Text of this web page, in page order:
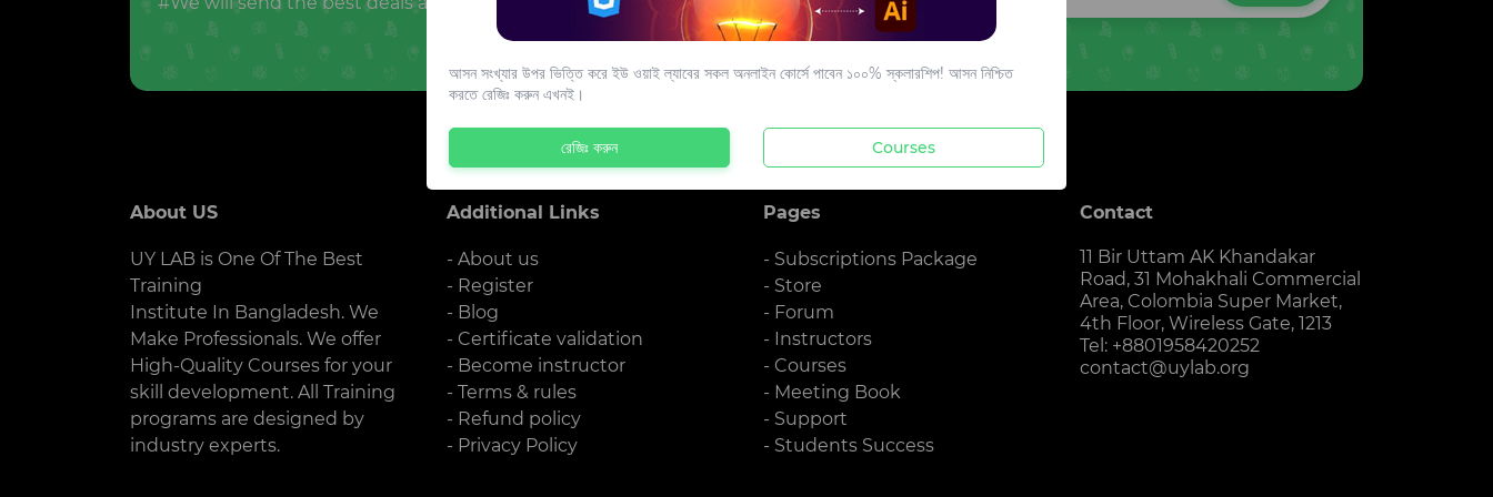
About US
UY LAB is One Of The Best
Training
Institute In Bangladesh. We
Make Professionals. We offer
High-Quality Courses for your
skill development. All Training
programs are designed by
industry experts.
Additional Links
- About us
- Register
- Blog
- Certificate validation
- Become instructor
- Terms & rules
- Refund policy
- Privacy Policy
Pages
- Subscriptions Package
- Store
- Forum
- Instructors
- Courses
- Meeting Book
- Support
- Students Success
Contact
11 Bir Uttam AK Khandakar
Road, 31 Mohakhali Commercial
Area, Colombia Super Market,
4th Floor, Wireless Gate, 1213
Tel: +8801958420252
contact@uylab.org
আসন সংখ্যার উপর ভিত্তি করে ইউ ওয়াই ল্যাবের সকল অনলাইন কোর্সে পাবেন ১০০% স্কলারশিপ! আসন নিশ্চিত
করতে রেজিঃ করুন এখনই।
রেজিঃ করুন Courses